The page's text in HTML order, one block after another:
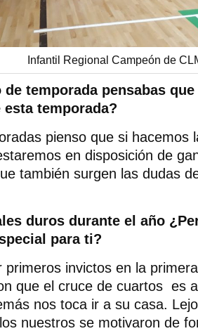
Infantil Regional Campeón de
temporada pensabas
esta temporada?
pienso que si hacemos
en disposición de
también surgen las dudas
duros durante el año
para ti?
primeros invictos en la
que el cruce de cuartos es
nos toca ir a su casa.
nuestros se motivaron de